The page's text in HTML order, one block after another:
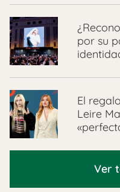
por su
El
Leire
Ver